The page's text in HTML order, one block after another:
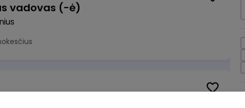
vadovas (-ė)
(-ė) (Vilnius, LT)